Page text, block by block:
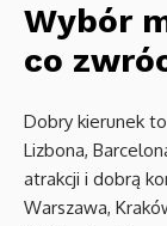
Wybór
co
Dobry kierunek
Lizbona,
atrakcji i dobrą
Warszawa,